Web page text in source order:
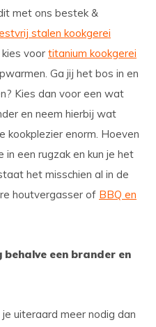
met ons bestek &
stalen kookgerei
voor titanium kookgerei
Ga jij het bos in en
Kies dan voor een wat
en neem hierbij wat
kookplezier enorm. Hoeven
een rugzak en kun je het
het misschien al in de
houtvergasser of BBQ en
een brander en
uiteraard meer nodig dan